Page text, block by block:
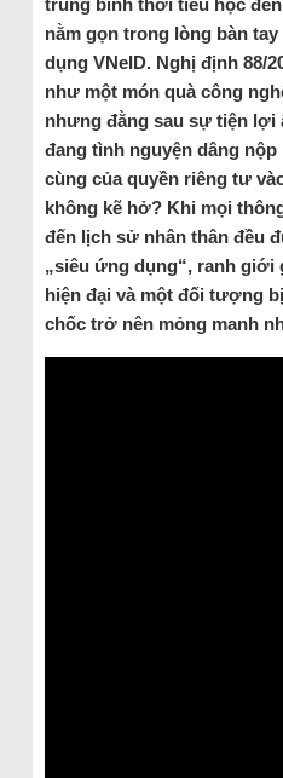
trung bình thời tiểu học
nằm gọn trong lòng bàn
dụng VNeID. Nghị định 88/
như một món quà công
nhưng đằng sau sự tiện lợi
đang tình nguyện dâng
cùng của quyền riêng tư
không kẽ hở? Khi mọi
đến lịch sử nhân thân đều
„siêu ứng dụng“, ranh giới
hiện đại và một đối tượng
chốc trở nên mỏng manh